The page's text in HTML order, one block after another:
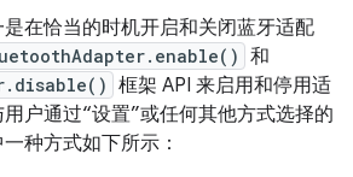
在恰当的时机开启和关闭蓝牙适配
和
框架 API 来启用和停用适
户通过“设置”或任何其他方式选择的
种方式如下所示：